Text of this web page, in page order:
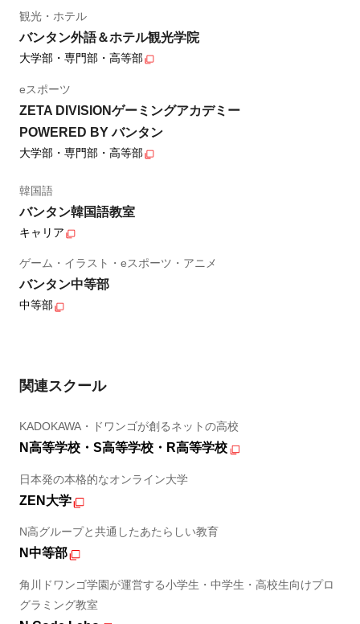
観光・ホテル
バンタン外語＆ホテル観光学院
大学部・専門部・高等部
eスポーツ
ZETA DIVISIONゲーミングアカデミー
POWERED BY バンタン
大学部・専門部・高等部
韓国語
バンタン韓国語教室
キャリア
ゲーム・イラスト・eスポーツ・アニメ
バンタン中等部
中等部
関連スクール
KADOKAWA・ドワンゴが創るネットの高校
N高等学校・S高等学校・R高等学校
日本発の本格的なオンライン大学
ZEN大学
N高グループと共通したあたらしい教育
N中等部
角川ドワンゴ学園が運営する小学生・中学生・高校生向けプロ
グラミング教室